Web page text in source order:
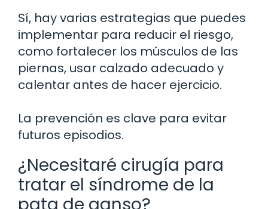
Sí, hay varias estrategias que puedes
implementar para reducir el riesgo,
como fortalecer los músculos de las
piernas, usar calzado adecuado y
calentar antes de hacer ejercicio.
La prevención es clave para evitar
futuros episodios.
¿Necesitaré cirugía para
tratar el síndrome de la